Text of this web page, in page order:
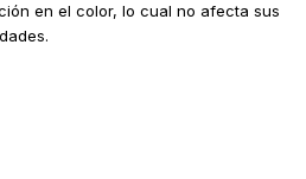
en el color, lo cual no afecta sus